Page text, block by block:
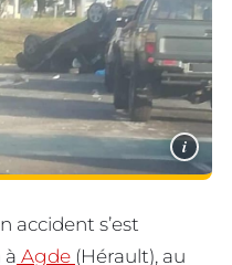
i
accident s’est
à Agde (Hérault), au